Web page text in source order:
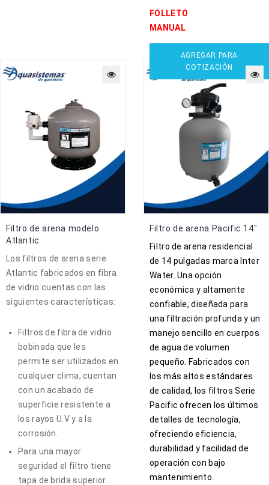
FOLLETO
MANUAL
AGREGAR PARA
COTIZACIÓN
Filtro de arena modelo
Atlantic
Los filtros de arena serie
Atlantic fabricados en fibra
de vidrio cuentas con las
siguientes características:
Filtros de fibra de vidrio
bobinada que les
permite ser utilizados en
cualquier clima, cuentan
con un acabado de
superficie resistente a
los rayos U.V y a la
corrosión.
Para una mayor
seguridad el filtro tiene
tapa de brida superior.
Filtro de arena Pacific 14″
Filtro de arena residencial
de 14 pulgadas marca Inter
Water. Una opción
económica y altamente
confiable, diseñada para
una filtración profunda y un
manejo sencillo en cuerpos
de agua de volumen
pequeño. Fabricados con
los más altos estándares
de calidad, los filtros Serie
Pacific ofrecen los últimos
detalles de tecnología,
ofreciendo eficiencia,
durabilidad y facilidad de
operación con bajo
mantenimiento.